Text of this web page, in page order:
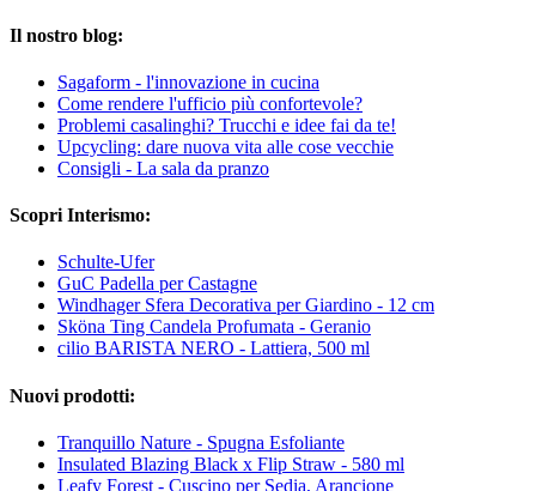
Il nostro blog:
Sagaform - l'innovazione in cucina
Come rendere l'ufficio più confortevole?
Problemi casalinghi? Trucchi e idee fai da te!
Upcycling: dare nuova vita alle cose vecchie
Consigli - La sala da pranzo
Scopri Interismo:
Schulte-Ufer
GuC Padella per Castagne
Windhager Sfera Decorativa per Giardino - 12 cm
Sköna Ting Candela Profumata - Geranio
cilio BARISTA NERO - Lattiera, 500 ml
Nuovi prodotti:
Tranquillo Nature - Spugna Esfoliante
Insulated Blazing Black x Flip Straw - 580 ml
Leafy Forest - Cuscino per Sedia, Arancione